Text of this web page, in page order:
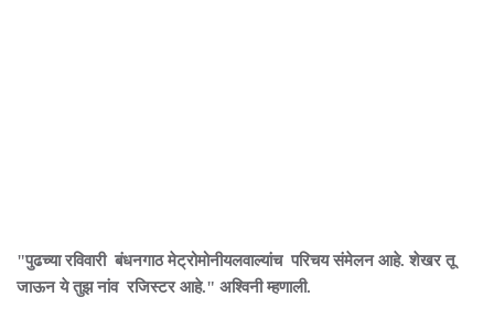
"पुढच्या रविवारी बंधनगाठ मेट्रोमोनीयलवाल्यांच परिचय संमेलन आहे. शेखर तू
जाऊन ये तुझ नांव रजिस्टर आहे." अश्विनी म्हणाली.